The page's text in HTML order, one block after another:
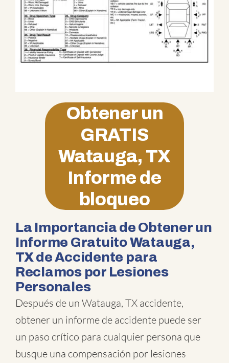
Obtener un
GRATIS
Watauga, TX
Informe de
bloqueo
La Importancia de Obtener un
Informe Gratuito Watauga,
TX de Accidente para
Reclamos por Lesiones
Personales
Después de un Watauga, TX accidente,
obtener un informe de accidente puede ser
un paso crítico para cualquier persona que
busque una compensación por lesiones